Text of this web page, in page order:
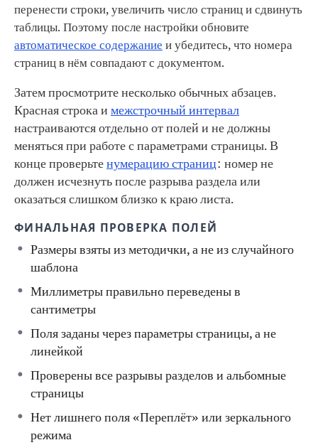
перенести строки, увеличить число страниц и сдвинуть
таблицы. Поэтому после настройки обновите
автоматическое содержание и убедитесь, что номера
страниц в нём совпадают с документом.
Затем просмотрите несколько обычных абзацев.
Красная строка и межстрочный интервал
настраиваются отдельно от полей и не должны
меняться при работе с параметрами страницы. В
конце проверьтенумерацию страниц: номер не
должен исчезнуть после разрыва раздела или
оказаться слишком близко к краю листа.
ФИНАЛЬНАЯ ПРОВЕРКА ПОЛЕЙ
Размеры взяты из методички, а не из случайного
шаблона
Миллиметры правильно переведены в
сантиметры
Поля заданы через параметры страницы, а не
линейкой
Проверены все разрывы разделов и альбомные
страницы
Нет лишнего поля «Переплёт» или зеркального
режима